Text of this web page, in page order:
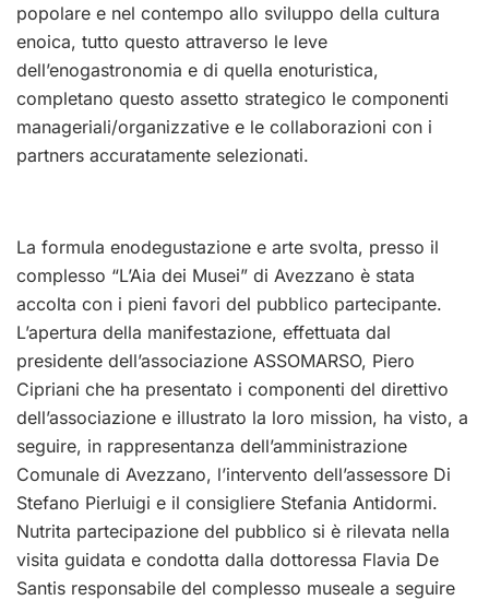
popolare e nel contempo allo sviluppo della cultura
enoica, tutto questo attraverso le leve
dell’enogastronomia e di quella enoturistica,
completano questo assetto strategico le componenti
manageriali/organizzative e le collaborazioni con i
partners accuratamente selezionati.
La formula enodegustazione e arte svolta, presso il
complesso “L’Aia dei Musei” di Avezzano è stata
accolta con i pieni favori del pubblico partecipante.
L’apertura della manifestazione, effettuata dal
presidente dell’associazione ASSOMARSO, Piero
Cipriani che ha presentato i componenti del direttivo
dell’associazione e illustrato la loro mission, ha visto, a
seguire, in rappresentanza dell’amministrazione
Comunale di Avezzano, l’intervento dell’assessore Di
Stefano Pierluigi e il consigliere Stefania Antidormi.
Nutrita partecipazione del pubblico si è rilevata nella
visita guidata e condotta dalla dottoressa Flavia De
Santis responsabile del complesso museale a seguire